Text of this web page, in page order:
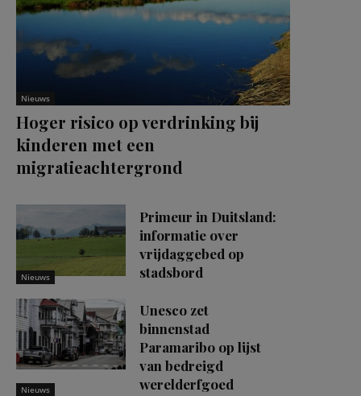
Nieuws
Hoger risico op verdrinking bij
kinderen met een
migratieachtergrond
Nieuws
Primeur in Duitsland:
informatie over
vrijdaggebed op
stadsbord
Nieuws
Unesco zet
binnenstad
Paramaribo op lijst
van bedreigd
werelderfgoed